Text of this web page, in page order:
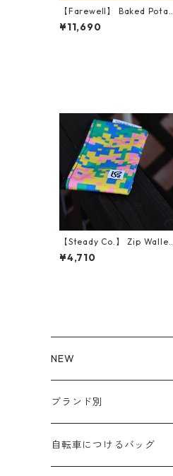
【Farewell】 Baked Potat
o™ （Goldenrod RX30）
¥11,690
【Steady Co.】 Zip Wallet
s (Fetti Camo, Green)
¥4,710
NEW
ブランド別
aldr works
自転車につけるバッグ